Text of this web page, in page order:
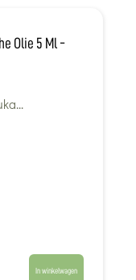
Olie 5 Ml -
In winkelwagen